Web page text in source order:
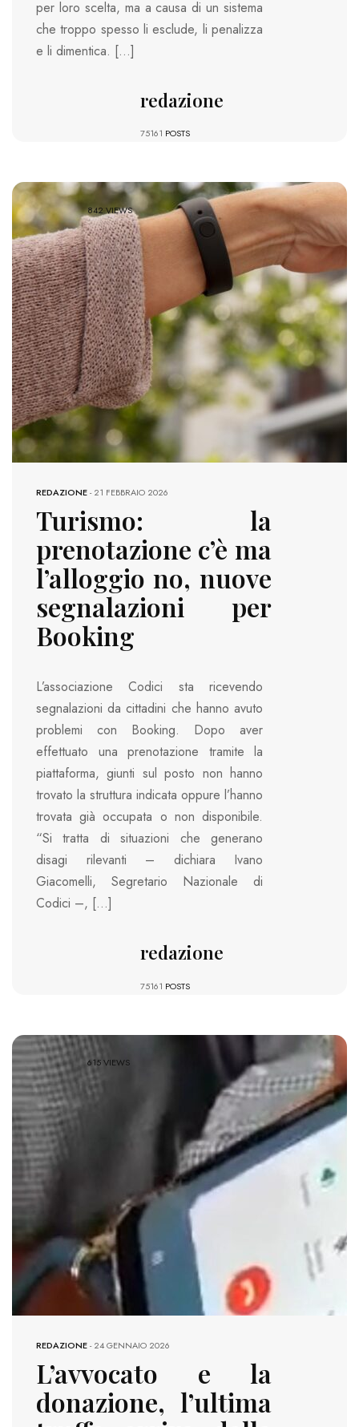
per loro scelta, ma a causa di un sistema
che troppo spesso li esclude, li penalizza
e li dimentica. […]
redazione
75161 POSTS
842 VIEWS
REDAZIONE-21 FEBBRAIO 2026
Turismo: la
prenotazione c’è ma
l’alloggio no, nuove
segnalazioni per
Booking
L’associazione Codici sta ricevendo
segnalazioni da cittadini che hanno avuto
problemi con Booking. Dopo aver
effettuato una prenotazione tramite la
piattaforma, giunti sul posto non hanno
trovato la struttura indicata oppure l’hanno
trovata già occupata o non disponibile.
“Si tratta di situazioni che generano
disagi rilevanti – dichiara Ivano
Giacomelli, Segretario Nazionale di
Codici –, […]
redazione
75161 POSTS
615 VIEWS
REDAZIONE-24 GENNAIO 2026
L’avvocato e la
donazione, l’ultima